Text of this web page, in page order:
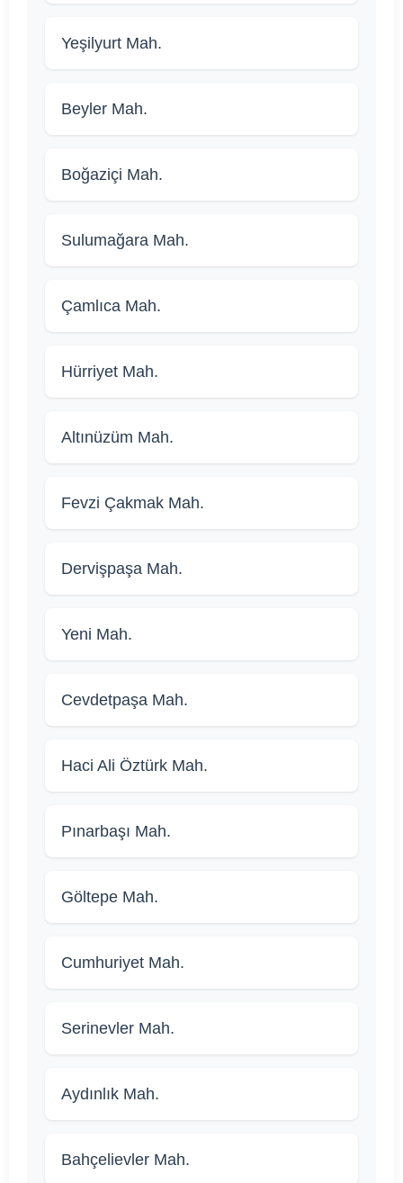
Yeşilyurt Mah.
Beyler Mah.
Boğaziçi Mah.
Sulumağara Mah.
Çamlıca Mah.
Hürriyet Mah.
Altınüzüm Mah.
Fevzi Çakmak Mah.
Dervişpaşa Mah.
Yeni Mah.
Cevdetpaşa Mah.
Haci Ali Öztürk Mah.
Pınarbaşı Mah.
Göltepe Mah.
Cumhuriyet Mah.
Serinevler Mah.
Aydınlık Mah.
Bahçelievler Mah.